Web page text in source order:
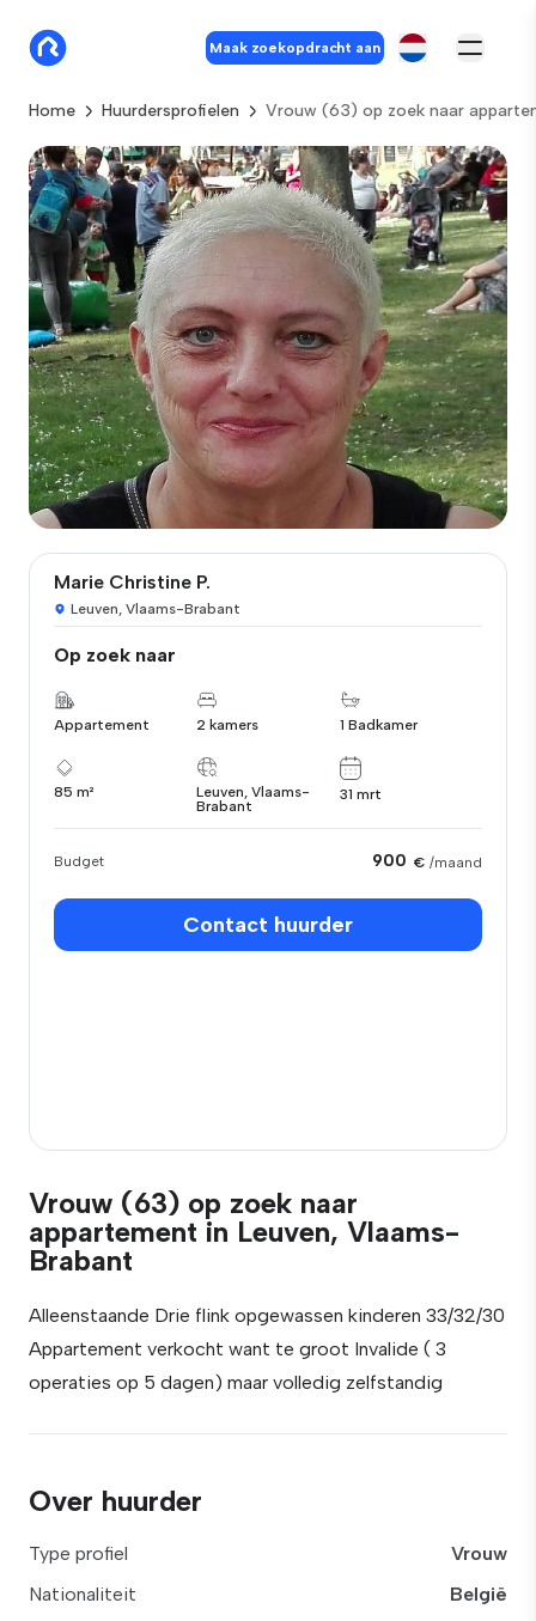
Maak zoekopdracht aan
Home Huurdersprofielen Vrouw (63) op zoek naar
Marie Christine P.
Leuven, Vlaams-Brabant
Op zoek naar
Appartement 2 kamers 1 Badkamer
85 m²
Leuven, Vlaams-
Brabant
31 mrt
Budget 900 € /maand
Contact huurder
Vrouw (63) op zoek naar
appartement in Leuven, Vlaams-
Brabant
Alleenstaande Drie flink opgewassen kinderen 33/32/30
Appartement verkocht want te groot Invalide ( 3
operaties op 5 dagen) maar volledig zelfstandig
Over huurder
Type profiel
Vrouw
Nationaliteit
België